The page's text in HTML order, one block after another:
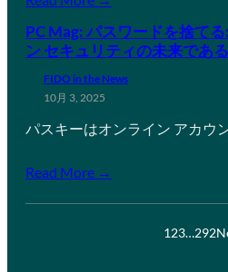
PC Mag: パスワードを捨て
ン セキュリティの未来であ
FIDO in the News
10月 3, 2025
パスキーはオンライン アカウ
Read More →
123…292